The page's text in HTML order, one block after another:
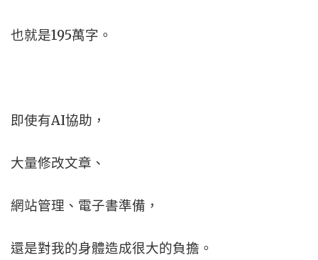
也就是195萬字。
即使有AI協助，
大量修改文章、
網站管理、電子書準備，
還是對我的身體造成很大的負擔。